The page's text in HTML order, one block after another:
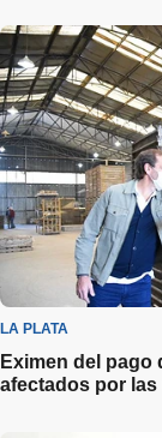
LA PLATA
Eximen del pago
afectados por